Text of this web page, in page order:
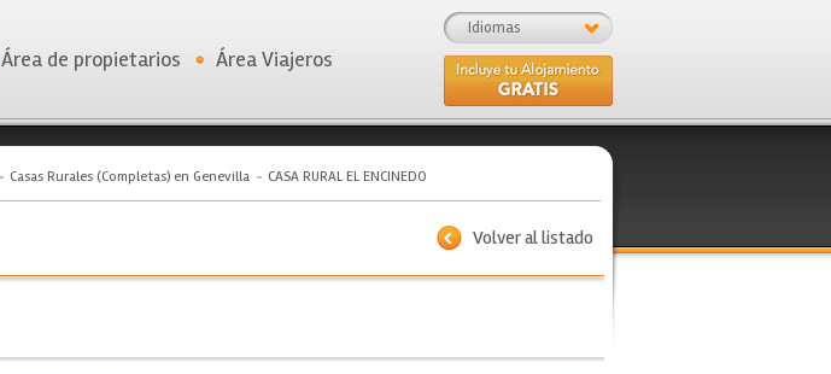
Idiomas
Área de propietarios Área Viajeros
Casas Rurales (Completas) en Genevilla CASA RURAL EL ENCINEDO
Volver al listado